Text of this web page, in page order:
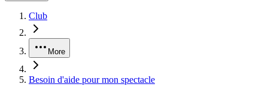
Club
More
Besoin d'aide pour mon spectacle